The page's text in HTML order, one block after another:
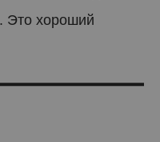
Это хороший